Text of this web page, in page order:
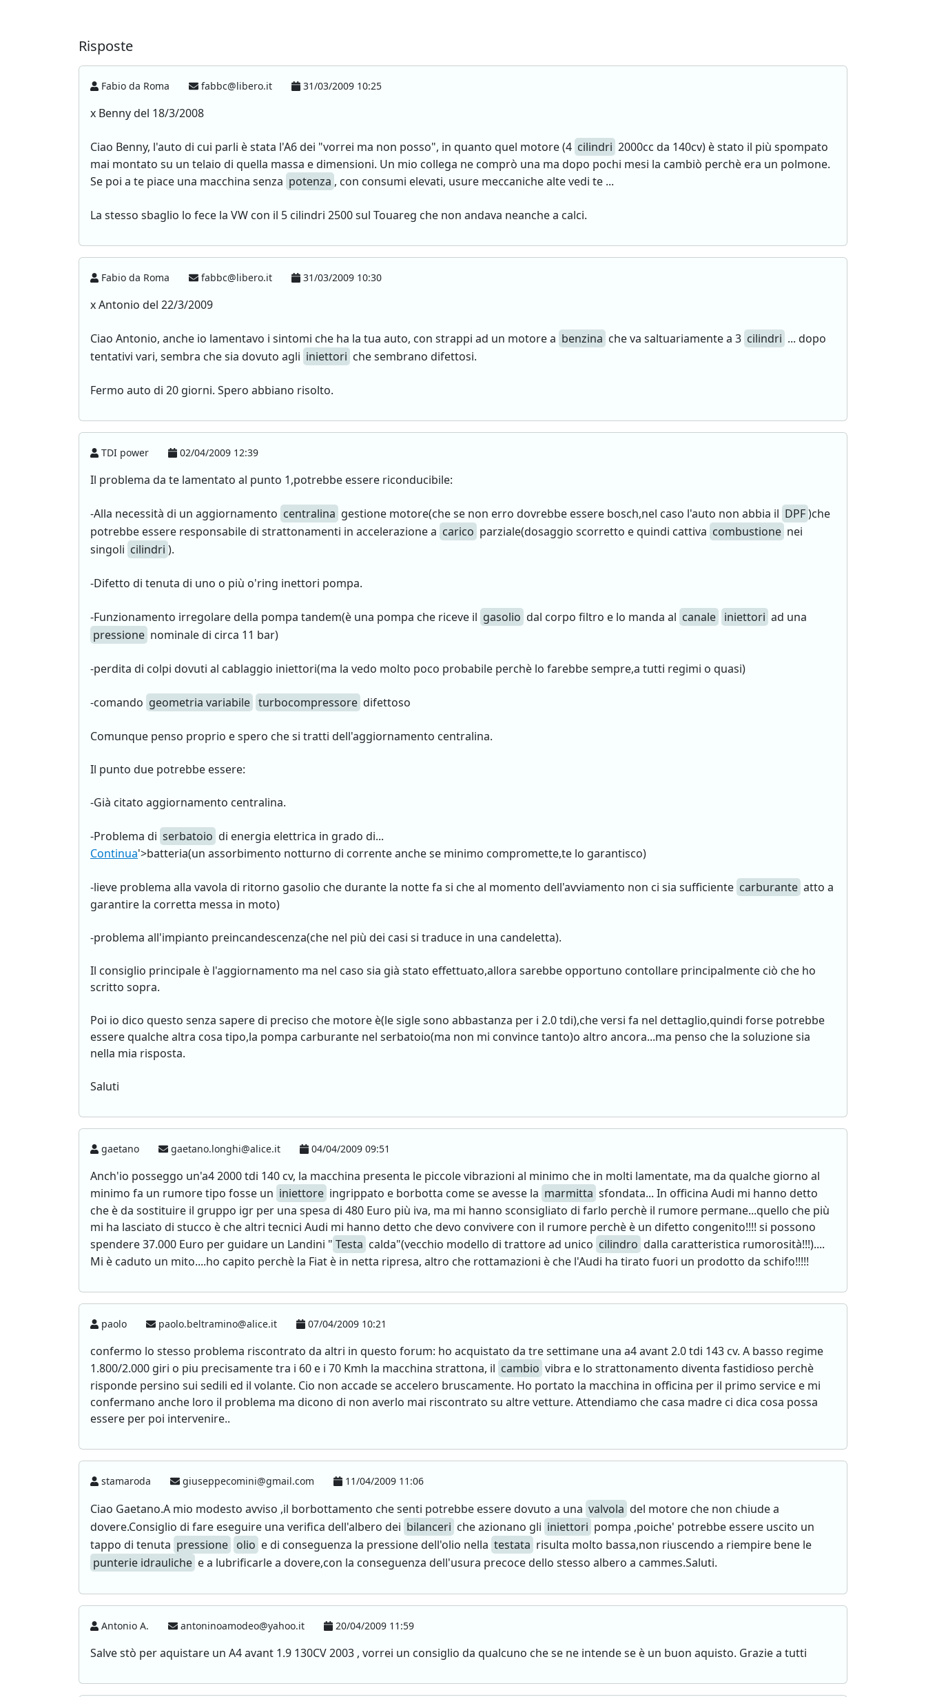
Risposte
Fabio da Roma fabbc@libero.it 31/03/2009 10:25
x Benny del 18/3/2008
Ciao Benny, l'auto di cui parli è stata l'A6 dei "vorrei ma non posso", in quanto quel motore (4 cilindri 2000cc da 140cv) è stato il più spompato
mai montato su un telaio di quella massa e dimensioni. Un mio collega ne comprò una ma dopo pochi mesi la cambiò perchè era un polmone.
Se poi a te piace una macchina senza potenza , con consumi elevati, usure meccaniche alte vedi te ...
La stesso sbaglio lo fece la VW con il 5 cilindri 2500 sul Touareg che non andava neanche a calci.
Fabio da Roma fabbc@libero.it 31/03/2009 10:30
x Antonio del 22/3/2009
Ciao Antonio, anche io lamentavo i sintomi che ha la tua auto, con strappi ad un motore a benzina che va saltuariamente a 3 cilindri ... dopo
tentativi vari, sembra che sia dovuto agli iniettori che sembrano difettosi.
Fermo auto di 20 giorni. Spero abbiano risolto.
TDI power 02/04/2009 12:39
Il problema da te lamentato al punto 1,potrebbe essere riconducibile:
-Alla necessità di un aggiornamento centralina gestione motore(che se non erro dovrebbe essere bosch,nel caso l'auto non abbia il DPF)che
potrebbe essere responsabile di strattonamenti in accelerazione a carico parziale(dosaggio scorretto e quindi cattiva combustione nei
singoli cilindri ).
-Difetto di tenuta di uno o più o'ring inettori pompa.
-Funzionamento irregolare della pompa tandem(è una pompa che riceve il gasolio dal corpo filtro e lo manda al canale iniettori ad una
pressione nominale di circa 11 bar)
-perdita di colpi dovuti al cablaggio iniettori(ma la vedo molto poco probabile perchè lo farebbe sempre,a tutti regimi o quasi)
-comando geometria variabile turbocompressore difettoso
Comunque penso proprio e spero che si tratti dell'aggiornamento centralina.
Il punto due potrebbe essere:
-Già citato aggiornamento centralina.
-Problema di serbatoio di energia elettrica in grado di...
Continua'>batteria(un assorbimento notturno di corrente anche se minimo compromette,te lo garantisco)
-lieve problema alla vavola di ritorno gasolio che durante la notte fa si che al momento dell'avviamento non ci sia sufficiente carburante atto a
garantire la corretta messa in moto)
-problema all'impianto preincandescenza(che nel più dei casi si traduce in una candeletta).
Il consiglio principale è l'aggiornamento ma nel caso sia già stato effettuato,allora sarebbe opportuno contollare principalmente ciò che ho
scritto sopra.
Poi io dico questo senza sapere di preciso che motore è(le sigle sono abbastanza per i 2.0 tdi),che versi fa nel dettaglio,quindi forse potrebbe
essere qualche altra cosa tipo,la pompa carburante nel serbatoio(ma non mi convince tanto)o altro ancora...ma penso che la soluzione sia
nella mia risposta.
Saluti
gaetano gaetano.longhi@alice.it 04/04/2009 09:51
Anch'io posseggo un'a4 2000 tdi 140 cv, la macchina presenta le piccole vibrazioni al minimo che in molti lamentate, ma da qualche giorno al
minimo fa un rumore tipo fosse un iniettore ingrippato e borbotta come se avesse la marmitta sfondata... In officina Audi mi hanno detto
che è da sostituire il gruppo igr per una spesa di 480 Euro più iva, ma mi hanno sconsigliato di farlo perchè il rumore permane...quello che più
mi ha lasciato di stucco è che altri tecnici Audi mi hanno detto che devo convivere con il rumore perchè è un difetto congenito!!!! si possono
spendere 37.000 Euro per guidare un Landini " Testa calda"(vecchio modello di trattore ad unico cilindro dalla caratteristica rumorosità!!!)....
Mi è caduto un mito....ho capito perchè la Fiat è in netta ripresa, altro che rottamazioni è che l'Audi ha tirato fuori un prodotto da schifo!!!!!
paolo paolo.beltramino@alice.it 07/04/2009 10:21
confermo lo stesso problema riscontrato da altri in questo forum: ho acquistato da tre settimane una a4 avant 2.0 tdi 143 cv. A basso regime
1.800/2.000 giri o piu precisamente tra i 60 e i 70 Kmh la macchina strattona, il cambio vibra e lo strattonamento diventa fastidioso perchè
risponde persino sui sedili ed il volante. Cio non accade se accelero bruscamente. Ho portato la macchina in officina per il primo service e mi
confermano anche loro il problema ma dicono di non averlo mai riscontrato su altre vetture. Attendiamo che casa madre ci dica cosa possa
essere per poi intervenire..
stamaroda giuseppecomini@gmail.com 11/04/2009 11:06
Ciao Gaetano.A mio modesto avviso ,il borbottamento che senti potrebbe essere dovuto a una valvola del motore che non chiude a
dovere.Consiglio di fare eseguire una verifica dell'albero dei bilanceri che azionano gli iniettori pompa ,poiche' potrebbe essere uscito un
tappo di tenuta pressione olio e di conseguenza la pressione dell'olio nella testata risulta molto bassa,non riuscendo a riempire bene le
punterie idrauliche e a lubrificarle a dovere,con la conseguenza dell'usura precoce dello stesso albero a cammes.Saluti.
Antonio A. antoninoamodeo@yahoo.it 20/04/2009 11:59
Salve stò per aquistare un A4 avant 1.9 130CV 2003 , vorrei un consiglio da qualcuno che se ne intende se è un buon aquisto. Grazie a tutti